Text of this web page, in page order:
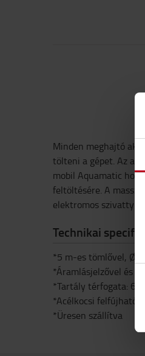
Minden meghajtó
tölteni a gépet. Az
mobil Aquamatic
feltöltésére. A
elektromos szivattyú
Technikai
*5 m-es tömlővel, Ø
*Áramlásjelzővel és
*Tartály térfogata: 60
*Acélkocsi felfújható
*Üresen szállítva